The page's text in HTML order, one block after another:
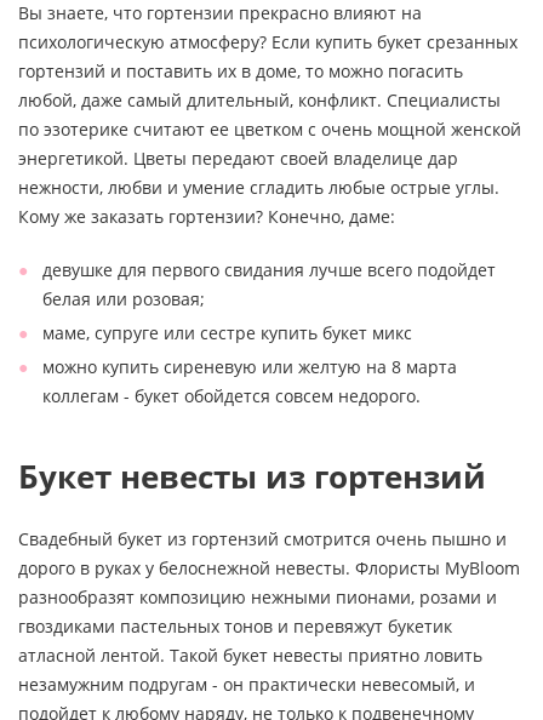
Вы знаете, что гортензии прекрасно влияют на
психологическую атмосферу? Если купить букет срезанных
гортензий и поставить их в доме, то можно погасить
любой, даже самый длительный, конфликт. Специалисты
по эзотерике считают ее цветком с очень мощной женской
энергетикой. Цветы передают своей владелице дар
нежности, любви и умение сгладить любые острые углы.
Кому же заказать гортензии? Конечно, даме:
девушке для первого свидания лучше всего подойдет
белая или розовая;
маме, супруге или сестре купить букет микс
можно купить сиреневую или желтую на 8 марта
коллегам - букет обойдется совсем недорого.
Букет невесты из гортензий
Свадебный букет из гортензий смотрится очень пышно и
дорого в руках у белоснежной невесты. Флористы MyBloom
разнообразят композицию нежными пионами, розами и
гвоздиками пастельных тонов и перевяжут букетик
атласной лентой. Такой букет невесты приятно ловить
незамужним подругам - он практически невесомый, и
подойдет к любому наряду, не только к подвенечному